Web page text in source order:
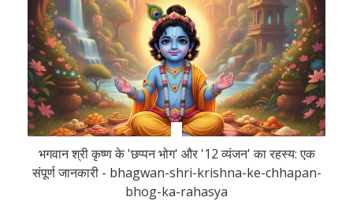
भगवान श्री कृष्ण के 'छप्पन भोग' और '12 व्यंजन' का रहस्य: एक
संपूर्ण जानकारी - bhagwan-shri-krishna-ke-chhapan-
bhog-ka-rahasya